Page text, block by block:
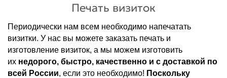
Печать визиток
Периодически нам всем необходимо напечатать
визитки. У нас вы можете заказать печать и
изготовление визиток, а мы можем изготовить
их недорого, быстро, качественно и с доставкой по
всей России, если это необходимо! Поскольку